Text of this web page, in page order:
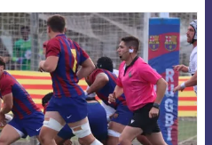
FCB Barcelona badge